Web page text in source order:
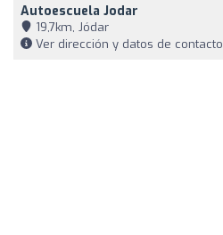
Autoescuela Jodar
19,7km, Jódar
Ver dirección y datos de contacto